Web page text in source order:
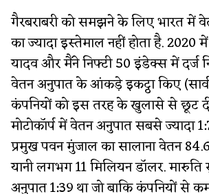
गैरबराबरी को समझने के लिए भारत में
का ज्यादा इस्तेमाल नहीं होता है. 2020 में
यादव और मैंने निफ्टी 50 इंडेक्स में दर्ज
वेतन अनुपात के आंकड़े इकट्ठा किए
कंपनियों को इस तरह के खुलासे से छूट
मोटोकॉर्प में वेतन अनुपात सबसे ज्यादा
प्रमुख पवन मुंजाल का सालाना वेतन
यानी लगभग 11 मिलियन डॉलर.
अनुपात 1:39 था जो बाकि कंपनियों से